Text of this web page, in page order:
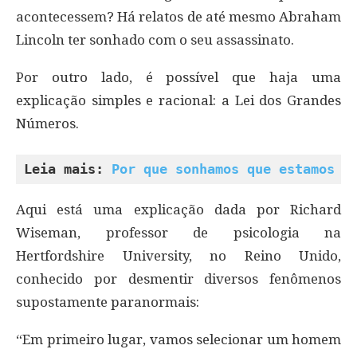
acontecessem? Há relatos de até mesmo Abraham
Lincoln ter sonhado com o seu assassinato.
Por outro lado, é possível que haja uma
explicação simples e racional: a Lei dos Grandes
Números.
Leia mais: Por que sonhamos que estamos
Aqui está uma explicação dada por Richard
Wiseman, professor de psicologia na
Hertfordshire University, no Reino Unido,
conhecido por desmentir diversos fenômenos
supostamente paranormais:
“Em primeiro lugar, vamos selecionar um homem